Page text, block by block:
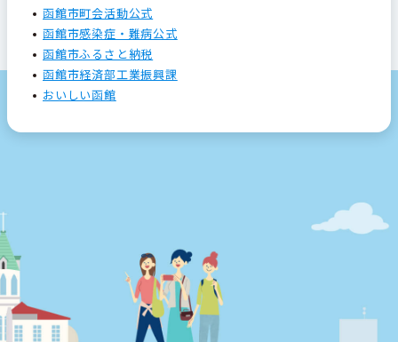
函館市町会活動公式
函館市感染症・難病公式
函館市ふるさと納税
函館市経済部工業振興課
おいしい函館